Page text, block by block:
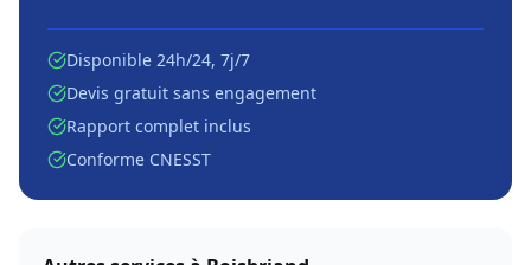
Disponible 24h/24, 7j/7
Devis gratuit sans engagement
Rapport complet inclus
Conforme CNESST